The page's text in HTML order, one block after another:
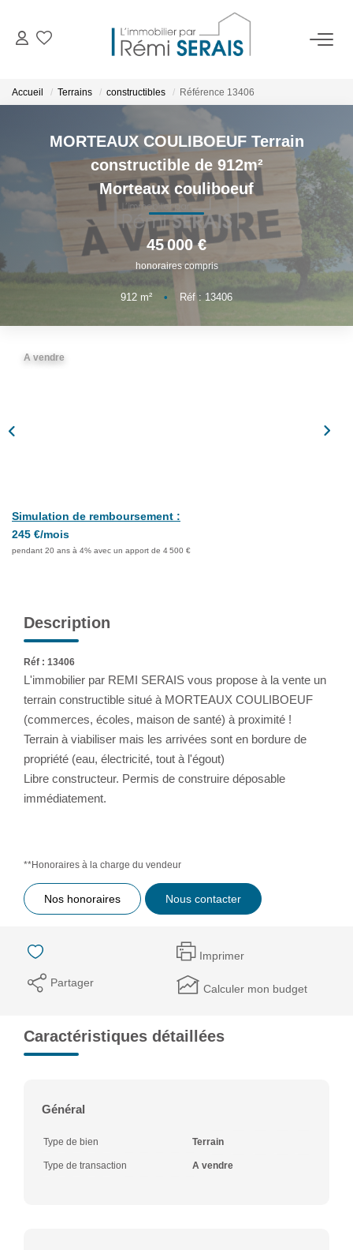
VENDRE
BIENS VENDUS
ADMINISTRATION DE BIENS
Accueil Terrains constructibles Référence 13406
MORTEAUX COULIBOEUF Terrain
constructible de 912m²
Morteaux couliboeuf
45 000 €
honoraires compris
912 m² • Réf : 13406
A vendre
Simulation de remboursement :
245 €/mois
pendant 20 ans à 4% avec un apport de 4 500 €
Description
Réf : 13406
L'immobilier par REMI SERAIS vous propose à la vente un
terrain constructible situé à MORTEAUX COULIBOEUF
(commerces, écoles, maison de santé) à proximité !
Terrain à viabiliser mais les arrivées sont en bordure de
propriété (eau, électricité, tout à l'égout)
Libre constructeur. Permis de construire déposable
immédiatement.
**Honoraires à la charge du vendeur
Nos honoraires Nous contacter
Imprimer
Partager Calculer mon budget
Caractéristiques détaillées
Général
Type de bien Terrain
Type de transaction A vendre